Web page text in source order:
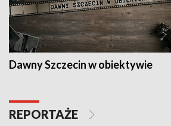
Dawny Szczecin w obiektywie
REPORTAŻE